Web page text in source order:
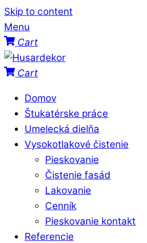
Skip to content
Menu
Cart
Cart
Domov
Štukatérske práce
Umelecká dielňa
Vysokotlakové čistenie
Pieskovanie
Čistenie fasád
Lakovanie
Cenník
Pieskovanie kontakt
Referencie